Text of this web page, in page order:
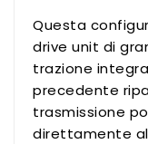
Questa
drive unit di
trazione
precedente
trasmissione
direttamente